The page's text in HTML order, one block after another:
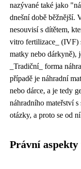
nazývané také jako
dnešní době běžnější.
nesouvisí s dítětem,
vitro fertilizace_ (IVF)
matky nebo dárkyně),
_Tradiční_ forma
případě je náhradní
nebo dárce, a je tedy
náhradního mateřství
otázky, a proto se od
Právní aspekty